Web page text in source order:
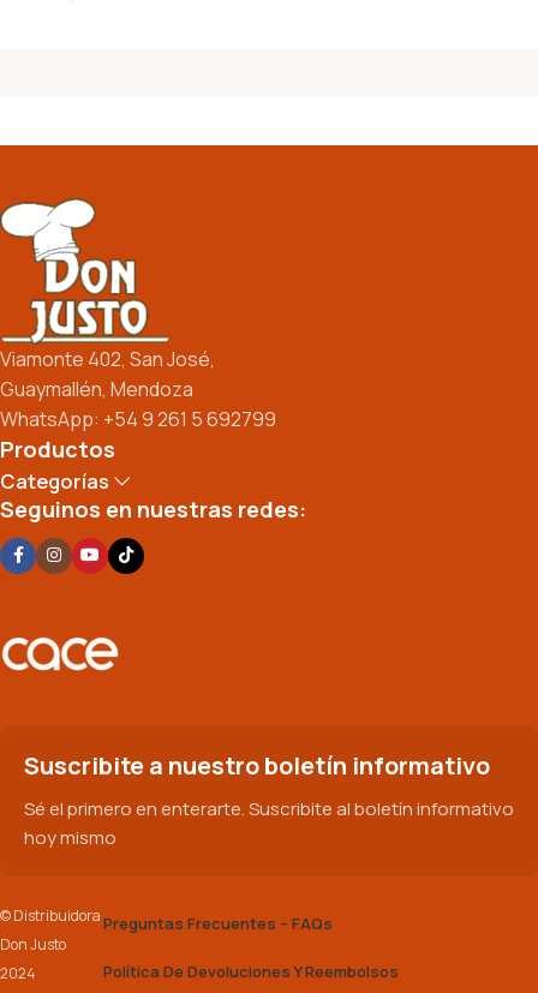
Viamonte 402, San José,
Guaymallén, Mendoza
WhatsApp: +54 9 261 5 692799
Productos
Categorías
Seguinos en nuestras redes:
Suscribite a nuestro boletín informativo
Sé el primero en enterarte. Suscribite al boletín informativo
hoy mismo
© Distribuidora
Don Justo
2024
Preguntas Frecuentes – FAQs
Política De Devoluciones Y Reembolsos